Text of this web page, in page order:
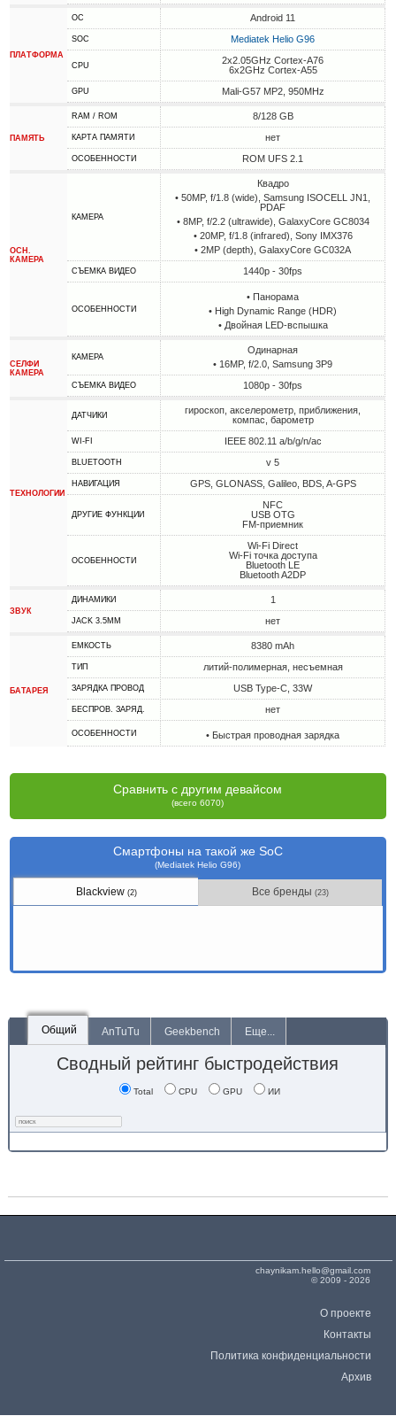
ПЛАТФОРМА
ОС Android 11
SOC Mediatek Helio G96
CPU
2x2.05GHz Cortex-A76
6x2GHz Cortex-A55
GPU Mali-G57 MP2, 950MHz
ПАМЯТЬ
RAM / ROM 8/128 GB
КАРТА ПАМЯТИ нет
ОСОБЕННОСТИ ROM UFS 2.1
ОСН.
КАМЕРА
КАМЕРА
Квадро
• 50MP, f/1.8 (wide), Samsung ISOCELL JN1,
PDAF
• 8MP, f/2.2 (ultrawide), GalaxyCore GC8034
• 20MP, f/1.8 (infrared), Sony IMX376
• 2MP (depth), GalaxyCore GC032A
СЪЕМКА ВИДЕО 1440p - 30fps
ОСОБЕННОСТИ
• Панорама
• High Dynamic Range (HDR)
• Двойная LED-вспышка
СЕЛФИ
КАМЕРА
КАМЕРА
Одинарная
• 16MP, f/2.0, Samsung 3P9
СЪЕМКА ВИДЕО 1080p - 30fps
ТЕХНОЛОГИИ
ДАТЧИКИ
гироскоп, акселерометр, приближения,
компас, барометр
WI-FI IEEE 802.11 a/b/g/n/ac
BLUETOOTH v 5
НАВИГАЦИЯ GPS, GLONASS, Galileo, BDS, A-GPS
ДРУГИЕ ФУНКЦИИ
NFC
USB OTG
FM-приемник
ОСОБЕННОСТИ
Wi-Fi Direct
Wi-Fi точка доступа
Bluetooth LE
Bluetooth A2DP
ЗВУК
ДИНАМИКИ 1
JACK 3.5MM нет
БАТАРЕЯ
ЕМКОСТЬ 8380 mAh
ТИП литий-полимерная, несъемная
ЗАРЯДКА ПРОВОД USB Type-C, 33W
БЕСПРОВ. ЗАРЯД. нет
ОСОБЕННОСТИ • Быстрая проводная зарядка
Сравнить с другим девайсом
(всего 6070)
Смартфоны на такой же SoC
(Mediatek Helio G96)
Blackview (2) Все бренды(23)
Общий AnTuTu Geekbench Еще...
Сводный рейтинг быстродействия
Total CPU GPU ИИ
chaynikam.hello@gmail.com
© 2009 - 2026
О проекте
Контакты
Политика конфиденциальности
Архив